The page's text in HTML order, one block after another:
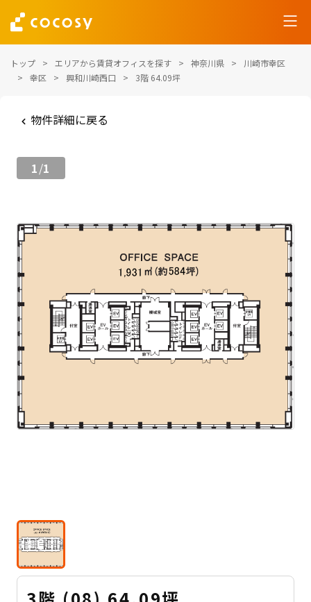
トップ エリアから賃貸オフィスを探す 神奈川県
川崎市幸区
幸区
興和川崎西口 3階 64.09坪
物件詳細に戻る
1/1